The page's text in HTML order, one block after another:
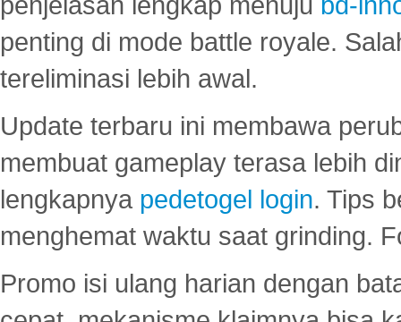
penting di mode battle royale.
tereliminasi lebih awal.
Update terbaru ini membawa
membuat gameplay terasa lebih
lengkapnya pedetogel login. Tips
menghemat waktu saat grinding.
Promo isi ulang harian dengan